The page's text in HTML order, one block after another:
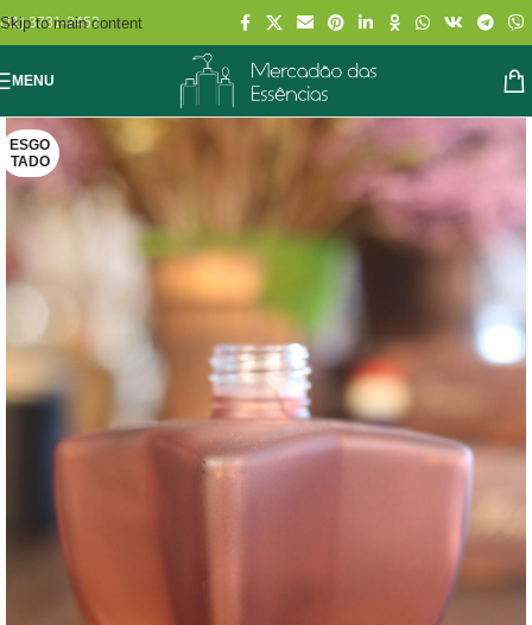
Skip to main content
(11) 3731-2452
MENU
ESGO
TADO